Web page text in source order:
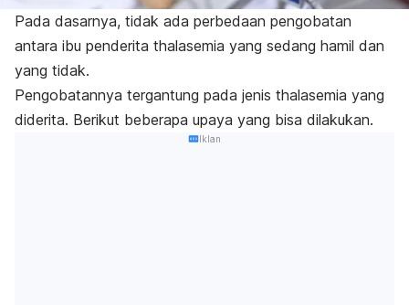
Pada dasarnya, tidak ada perbedaan pengobatan
antara ibu penderita thalasemia yang sedang hamil dan
yang tidak.
Pengobatannya tergantung pada jenis thalasemia yang
diderita. Berikut beberapa upaya yang bisa dilakukan.
Iklan